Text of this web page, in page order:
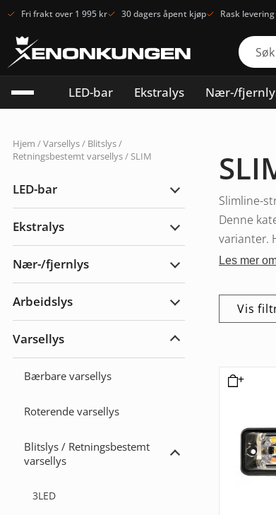
Fri frakt over 1 995 kr 30 dagers åpent kjøp Rask levering
LED-bar Ekstralys Nær-/
Hjem /Varsellys/ Blitslys /
Retningsbestemt varsellys/ SLIM
LED-bar
Utvid
Ekstralys
Utvid
Nær-/fjernlys
Utvid
Arbeidslys
Utvid
Varsellys
Utvid
Bærbare varsellys
Roterende varsellys
Blitslys / Retningsbestemt
varsellys
Utvid
3LED
Slimline-
Denne
varianter.
Les mer
Vis